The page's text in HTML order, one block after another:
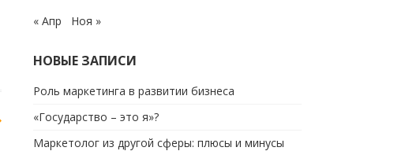
« Апр Ноя »
НОВЫЕ ЗАПИСИ
Роль маркетинга в развитии бизнеса
«Государство – это я»?
Маркетолог из другой сферы: плюсы и минусы